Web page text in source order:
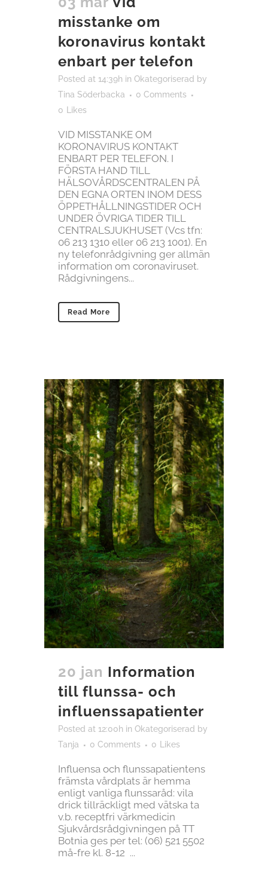
misstanke om
koronavirus kontakt
enbart per telefon
Posted at 14:39h in Okategoriserad by
Tina Söderbacka
0 Comments
0 Likes
VID MISSTANKE OM
KORONAVIRUS KONTAKT
ENBART PER TELEFON. I
FÖRSTA HAND TILL
HÄLSOVÅRDSCENTRALEN PÅ
DEN EGNA ORTEN INOM DESS
ÖPPETHÅLLNINGSTIDER OCH
UNDER ÖVRIGA TIDER TILL
CENTRALSJUKHUSET (Vcs tfn:
06 213 1310 eller 06 213 1001). En
ny telefonrådgivning ger allmän
information om coronaviruset.
Rådgivningens...
Read More
20 jan Information
till flunssa- och
influenssapatienter
Posted at 12:00h in Okategoriserad by
Tanja
0 Comments 0 Likes
Influensa och flunssapatientens
främsta vårdplats är hemma
enligt vanliga flunssaråd: vila
drick tillräckligt med vätska ta
v.b. receptfri värkmedicin
Sjukvårdsrådgivningen på TT
Botnia ges per tel: (06) 521 5502
må-fre kl. 8-12 ...